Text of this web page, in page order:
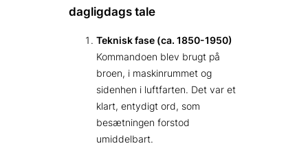
dagligdags tale
Teknisk fase (ca. 1850-1950)
Kommandoen blev brugt på
broen, i maskinrummet og
sidenhen i luftfarten. Det var et
klart, entydigt ord, som
besætningen forstod
umiddelbart.